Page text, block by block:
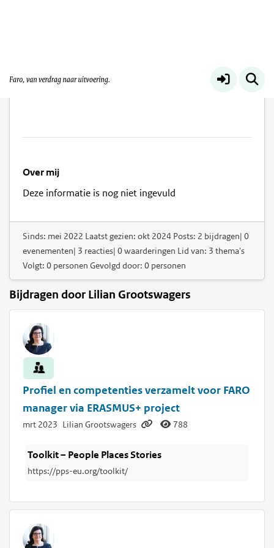
Over mij
Deze informatie is nog niet ingevuld
Sinds: mei 2022 Laatst gezien: okt 2024 Posts: 2 bijdragen| 0
evenementen| 3 reacties| 0 waarderingen Lid van: 3 thema's
Volgt: 0 personen Gevolgd door: 0 personen
Bijdragen door Lilian Grootswagers
Profiel en competenties verzamelt voor FARO
manager via ERASMUS+ project
mrt 2023 Lilian Grootswagers 788
Toolkit – People Places Stories
https://pps-eu.org/toolkit/